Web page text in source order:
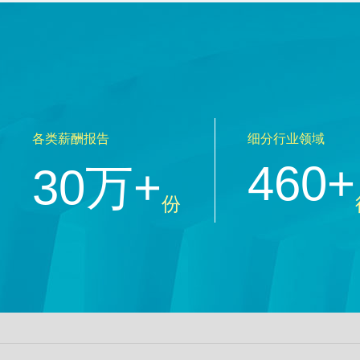
各类薪酬报告
30万+份
细分行业领域
460+